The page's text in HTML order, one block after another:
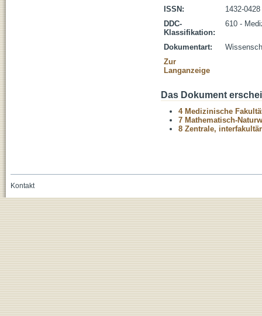
ISSN:
1432-0428
DDC-
Klassifikation:
610 -
Dokumentart:
Zur
Langanzeige
Das Dokument
4 Medizinische
7 Mathematisch-
8 Zentrale,
Kontakt